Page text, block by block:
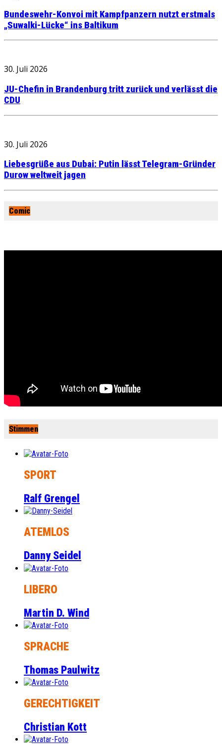
Bundeswehr-Konvoi mit Kampfpanzern nutzt erstmals
„Suwalki-Lücke“ ins Baltikum
30. Juli 2026
JU-Chefin in Brandenburg tritt zurück und verlässt die
CDU
30. Juli 2026
Liebesgrüße aus Dubai: Putin lässt Telegram-Gründer
Durow weltweit jagen
Comic
Stimmen
SPORT
Ralf Grengel
ATEMLOS
Danny Seidel
LIBERO
Martin D. Wind
SPRACHE
Thomas Paulwitz
GERECHTIGKEIT
Christian Kott